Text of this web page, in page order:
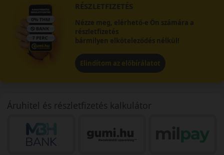
RÉSZLETFIZETÉS
Nézze meg, elérhető-e Ön számára a
részletfizetés
bármilyen elköteleződés nélkül!
Elindítom az előbírálatot
Áruhitel és részletfizetés kalkulátor